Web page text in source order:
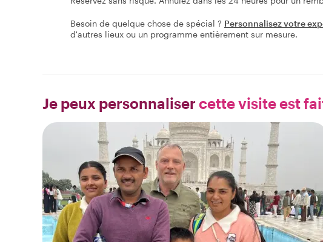
Besoin de quelque chose de spécial ? Personnalisez votre
d'autres lieux ou un programme entièrement sur mesure.
Je peux personnaliser cette visite est